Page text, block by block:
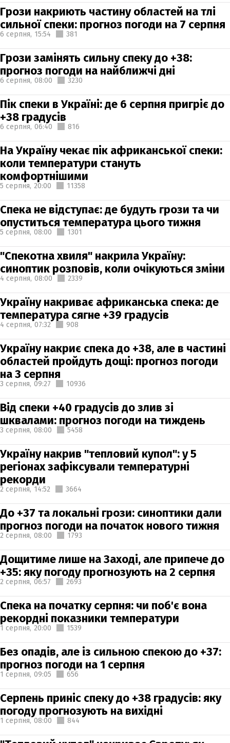
Грози накриють частину областей на тлі
сильної спеки: прогноз погоди на 7 серпня
6 серпня, 15:54 381
Грози замінять сильну спеку до +38:
прогноз погоди на найближчі дні
6 серпня, 08:00 3230
Пік спеки в Україні: де 6 серпня пригріє до
+38 градусів
6 серпня, 06:40 816
На Україну чекає пік африканської спеки:
коли температури стануть
комфортнішими
5 серпня, 20:00 11358
Спека не відступає: де будуть грози та чи
опуститься температура цього тижня
5 серпня, 08:00 1301
"Спекотна хвиля" накрила Україну:
синоптик розповів, коли очікуються зміни
4 серпня, 08:00 2339
Україну накриває африканська спека: де
температура сягне +39 градусів
4 серпня, 07:32 908
Україну накриє спека до +38, але в частині
областей пройдуть дощі: прогноз погоди
на 3 серпня
3 серпня, 09:27 10936
Від спеки +40 градусів до злив зі
шквалами: прогноз погоди на тиждень
3 серпня, 08:00 5458
Україну накрив "тепловий купол": у 5
регіонах зафіксували температурні
рекорди
2 серпня, 14:52 3664
До +37 та локальні грози: синоптики дали
прогноз погоди на початок нового тижня
2 серпня, 08:00 1793
Дощитиме лише на Заході, але припече до
+35: яку погоду прогнозують на 2 серпня
2 серпня, 06:57 2693
Спека на початку серпня: чи поб'є вона
рекордні показники температури
1 серпня, 20:00 1539
Без опадів, але із сильною спекою до +37:
прогноз погоди на 1 серпня
1 серпня, 09:05 656
Серпень приніс спеку до +38 градусів: яку
погоду прогнозують на вихідні
1 серпня, 08:00 844